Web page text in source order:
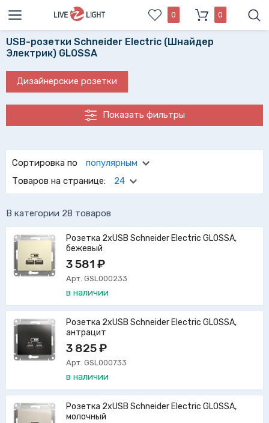
0 0
USB-розетки Schneider Electric (Шнайдер
Электрик) GLOSSA
Дизайнерские розетки
Показать фильтры
Электрик) GLOSSA удовлетворят любые высокие запросы
при любом дизайне интерьера. Выбрать usb-розетки
schneider electric (шнайдер электрик) Вам поможет
Сортировка по
популярным
Товаров на странице:
24
В категории 28 товаров
Розетка 2xUSB Schneider Electric GLOSSA,
бежевый
3 581 ₽
Арт. GSL000233
в наличии
Розетка 2xUSB Schneider Electric GLOSSA,
антрацит
3 825 ₽
Арт. GSL000733
в наличии
Розетка 2xUSB Schneider Electric GLOSSA,
молочный